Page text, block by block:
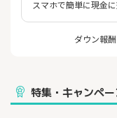
スマホで簡単に現金
ダウン報酬
特集・キャンペー